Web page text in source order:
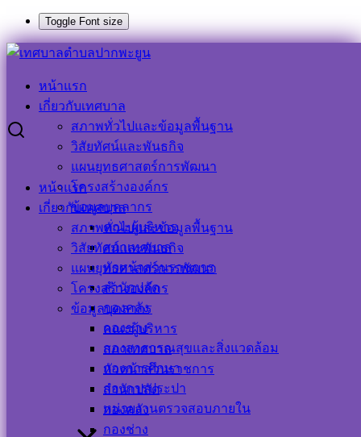
Toggle Font size
Skip
หน้าแรก
เกี่ยวกับเทศบาล
สภาพทั่วไปและข้อมูลพื้นฐาน
วิสัยทัศน์และพันธกิจ
แผนยุทธศาสตร์การพัฒนา
โครงสร้างองค์กร
ข้อมูลบุคลากร
คณะผู้บริหาร
สภาเทศบาล
หัวหน้าส่วนราชการ
สำนักปลัด
กองคลัง
กองช่าง
กองสาธารณสุขและสิ่งแวดล้อม
กองการศึกษา
กองการประปา
หน่วยงานตรวจสอบภายใน
หน้าแรก
เกี่ยวกับเทศบาล
สภาพทั่วไปและข้อมูลพื้นฐาน
วิสัยทัศน์และพันธกิจ
แผนยุทธศาสตร์การพัฒนา
โครงสร้างองค์กร
ข้อมูลบุคลากร
คณะผู้บริหาร
สภาเทศบาล
หัวหน้าส่วนราชการ
สำนักปลัด
กองคลัง
กองช่าง
๓๐ ก.ย.๖๔ ทำความสะอาดและฉีดพ่นน้ำยาฆ่าเชื้อตลาดสด
เทศบาลตำบลปากพะยูน
๓๐ ก.ย.๖๔ ทำความสะอาดและฉีดพ่น
น้ำยาฆ่าเชื้อตลาดสดเทศบาลตำบล
ปากพะยูน
30 กันยายน 202115 ธันวาคม 2021
เทศบาลตำบลปากพะยูน
ข่าวกิจกรรม